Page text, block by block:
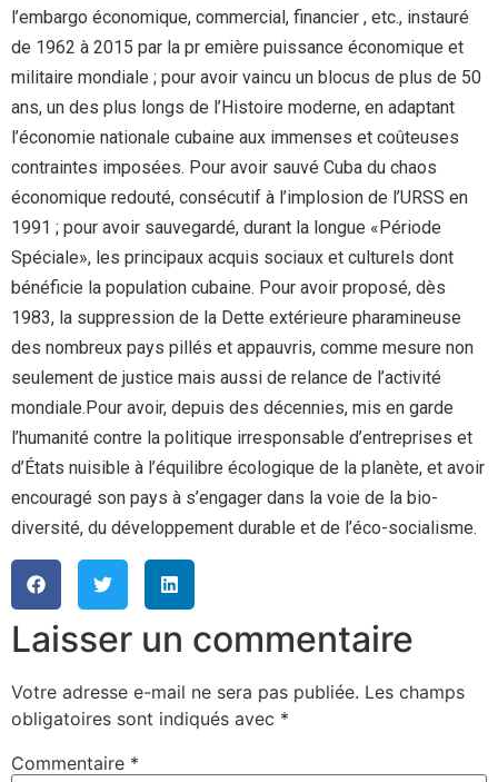
l’embargo économique, commercial, financier , etc., instauré
de 1962 à 2015 par la pr emière puissance économique et
militaire mondiale ; pour avoir vaincu un blocus de plus de 50
ans, un des plus longs de l’Histoire moderne, en adaptant
l’économie nationale cubaine aux immenses et coûteuses
contraintes imposées. Pour avoir sauvé Cuba du chaos
économique redouté, consécutif à l’implosion de l’URSS en
1991 ; pour avoir sauvegardé, durant la longue «Période
Spéciale», les principaux acquis sociaux et culturels dont
bénéficie la population cubaine. Pour avoir proposé, dès
1983, la suppression de la Dette extérieure pharamineuse
des nombreux pays pillés et appauvris, comme mesure non
seulement de justice mais aussi de relance de l’activité
mondiale.Pour avoir, depuis des décennies, mis en garde
l’humanité contre la politique irresponsable d’entreprises et
d’États nuisible à l’équilibre écologique de la planète, et avoir
encouragé son pays à s’engager dans la voie de la bio-
diversité, du développement durable et de l’éco-socialisme.
Laisser un commentaire
Votre adresse e-mail ne sera pas publiée. Les champs
obligatoires sont indiqués avec *
Commentaire *